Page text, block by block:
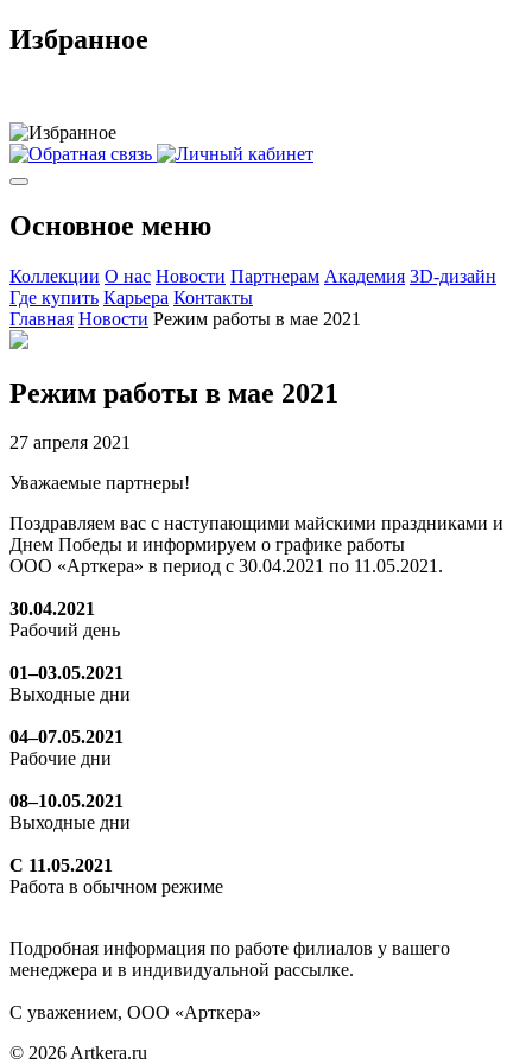
Избранное
Основное меню
Коллекции О нас Новости Партнерам Академия 3D-дизайн
Где купить Карьера Контакты
Главная Новости Режим работы в мае 2021
Режим работы в мае 2021
27 апреля 2021
Уважаемые партнеры!
Поздравляем вас с наступающими майскими праздниками и
Днем Победы и информируем о графике работы
ООО «Арткера» в период с 30.04.2021 по 11.05.2021.
30.04.2021
Рабочий день
01–03.05.2021
Выходные дни
04–07.05.2021
Рабочие дни
08–10.05.2021
Выходные дни
С 11.05.2021
Работа в обычном режиме
Подробная информация по работе филиалов у вашего
менеджера и в индивидуальной рассылке.
С уважением, ООО «Арткера»
© 2026 Artkera.ru